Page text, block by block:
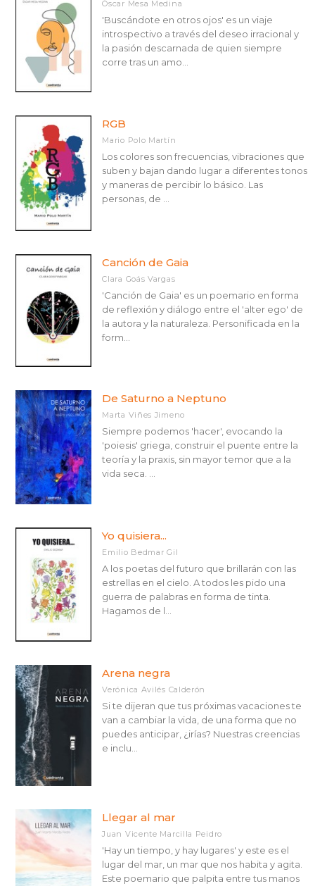
Óscar Mesa Medina
'Buscándote en otros ojos' es un viaje
introspectivo a través del deseo irracional y
la pasión descarnada de quien siempre
corre tras un amo...
RGB
Mario Polo Martín
Los colores son frecuencias, vibraciones que
suben y bajan dando lugar a diferentes tonos
y maneras de percibir lo básico. Las
personas, de ...
Canción de Gaia
Clara Goás Vargas
'Canción de Gaia' es un poemario en forma
de reflexión y diálogo entre el 'alter ego' de
la autora y la naturaleza. Personificada en la
form...
De Saturno a Neptuno
Marta Viñes Jimeno
Siempre podemos 'hacer', evocando la
'poiesis' griega, construir el puente entre la
teoría y la praxis, sin mayor temor que a la
vida seca. ...
Yo quisiera...
Emilio Bedmar Gil
A los poetas del futuro que brillarán con las
estrellas en el cielo. A todos les pido una
guerra de palabras en forma de tinta.
Hagamos de l...
Arena negra
Verónica Avilés Calderón
Si te dijeran que tus próximas vacaciones te
van a cambiar la vida, de una forma que no
puedes anticipar, ¿irías? Nuestras creencias
e inclu...
Llegar al mar
Juan Vicente Marcilla Peidro
'Hay un tiempo, y hay lugares' y este es el
lugar del mar, un mar que nos habita y agita.
Este poemario que palpita entre tus manos